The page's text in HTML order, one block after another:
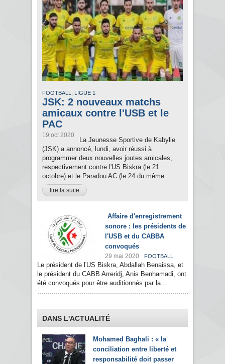
FOOTBALL , LIGUE 1
JSK: 2 nouveaux matchs
amicaux contre l'USB et le
PAC
19 oct 2020
La Jeunesse Sportive de Kabylie
(JSK) a annoncé, lundi, avoir réussi à
programmer deux nouvelles joutes amicales,
respectivement contre l'US Biskra (le 21
octobre) et le Paradou AC (le 24 du même...
lire la suite
Affaire d'enregistrement
sonore : les présidents de
l'USB et du CABBA
convoqués
29 mai 2020 FOOTBALL
Le président de l'US Biskra, Abdallah Benaissa, et
le président du CABB Arreridj, Anis Benhamadi, ont
été convoqués pour être auditionnés par la...
DANS L'ACTUALITÉ
Mohamed Baghali : « la
conciliation entre liberté et
responsabilité doit passer